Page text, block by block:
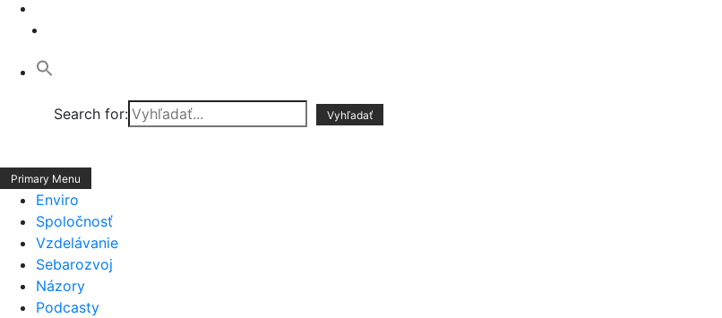
Search for:
Primary Menu
Enviro
Spoločnosť
Vzdelávanie
Sebarozvoj
Názory
Podcasty